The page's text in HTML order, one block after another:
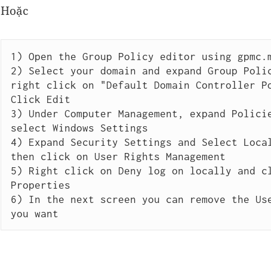
Hoặc
1) Open the Group Policy editor using
2) Select your domain and expand Group
right click on "Default Domain Controller
Click Edit
3) Under Computer Management, expand
select Windows Settings
4) Expand Security Settings and Select
then click on User Rights Management
5) Right click on Deny log on locally and
Properties
6) In the next screen you can remove the
you want